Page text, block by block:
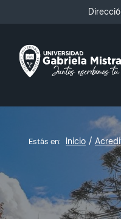
Estás en: Inicio